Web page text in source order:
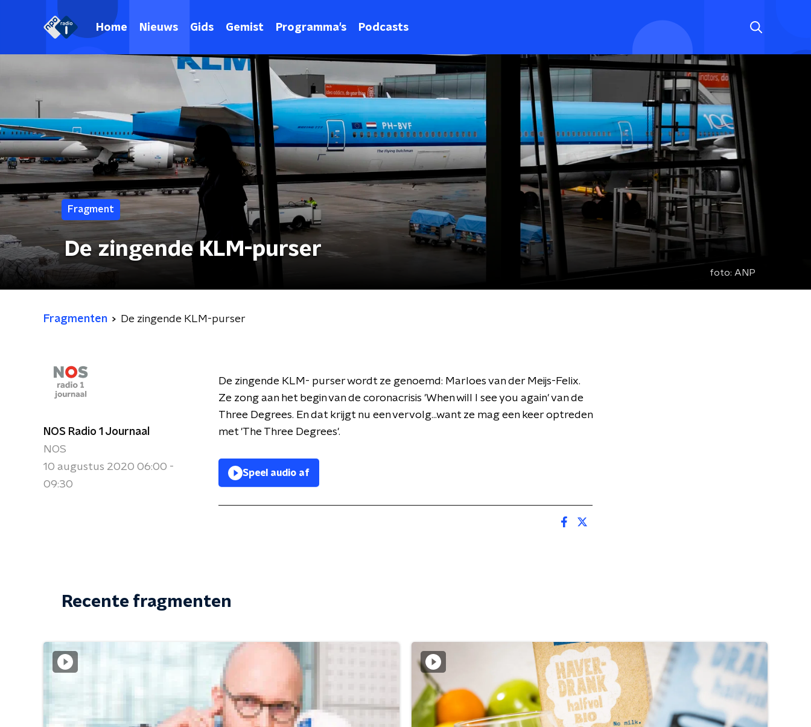
Home Nieuws Gids Gemist Programma's Podcasts
Fragment
De zingende KLM-purser
foto: ANP
Fragmenten De zingende KLM-purser
NOS Radio 1 Journaal
NOS
10 augustus 2020 06:00 -
09:30
De zingende KLM- purser wordt ze genoemd: Marloes van der Meijs-Felix.
Ze zong aan het begin van de coronacrisis 'When will I see you again' van de
Three Degrees. En dat krijgt nu een vervolg...want ze mag een keer optreden
met 'The Three Degrees'.
Speel audio af
Recente fragmenten